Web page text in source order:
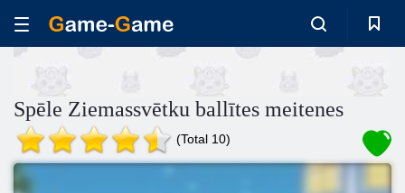
Spēle Ziemassvētku ballītes meitenes
(Total 10)